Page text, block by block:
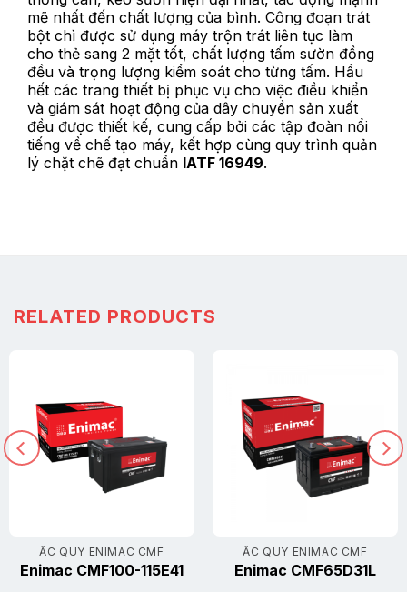
mẽ nhất đến chất lượng của bình. Công đoạn trát
bột chì được sử dụng máy trộn trát liên tục làm
cho thẻ sang 2 mặt tốt, chất lượng tấm sườn đồng
đều và trọng lượng kiểm soát cho từng tấm. Hầu
hết các trang thiết bị phục vụ cho việc điều khiển
và giám sát hoạt động của dây chuyền sản xuất
đều được thiết kế, cung cấp bởi các tập đoàn nổi
tiếng về chế tạo máy, kết hợp cùng quy trình quản
lý chặt chẽ đạt chuẩn IATF 16949.
RELATED PRODUCTS
ẮC QUY ENIMAC CMF
Enimac CMF100-115E41
ẮC QUY ENIMAC CMF
Enimac CMF65D31L